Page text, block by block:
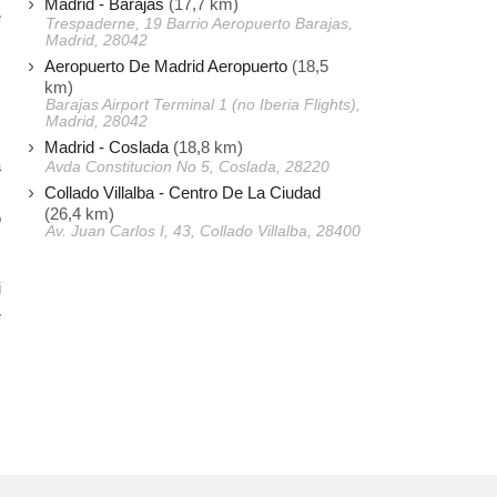
Madrid - Barajas (17,7 km)
Trespaderne, 19 Barrio Aeropuerto Barajas,
Madrid, 28042
Aeropuerto De Madrid Aeropuerto (18,5
km)
Barajas Airport Terminal 1 (no Iberia Flights),
Madrid, 28042
Madrid - Coslada (18,8 km)
Avda Constitucion No 5, Coslada, 28220
Collado Villalba - Centro De La Ciudad
(26,4 km)
Av. Juan Carlos I, 43, Collado Villalba, 28400